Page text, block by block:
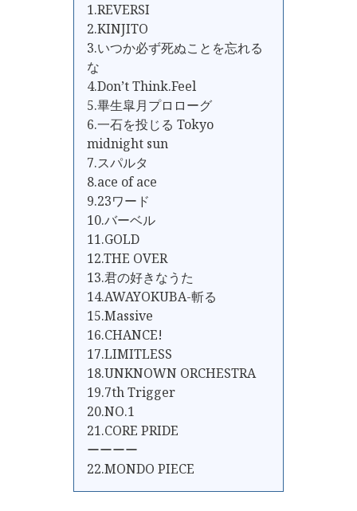
1.REVERSI
2.KINJITO
3.いつか必ず死ぬことを忘れる
な
4.Don’t Think.Feel
5.畢生皐月プロローグ
6.一石を投じる Tokyo
midnight sun
7.スパルタ
8.ace of ace
9.23ワード
10.バーベル
11.GOLD
12.THE OVER
13.君の好きなうた
14.AWAYOKUBA-斬る
15.Massive
16.CHANCE!
17.LIMITLESS
18.UNKNOWN ORCHESTRA
19.7th Trigger
20.NO.1
21.CORE PRIDE
ーーーー
22.MONDO PIECE